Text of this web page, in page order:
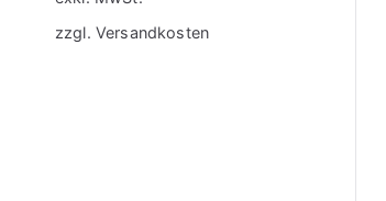
zzgl. Versandkosten